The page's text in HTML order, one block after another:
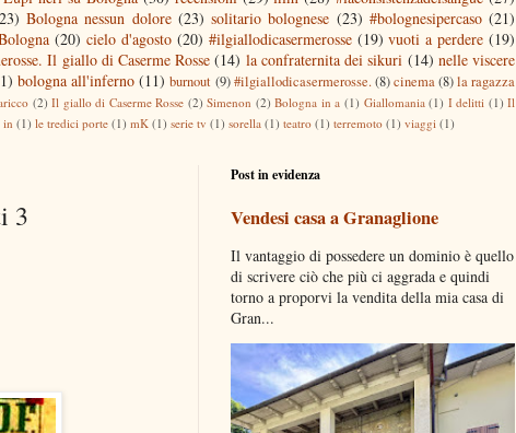
Bologna nessun dolore (23) solitario bolognese (23) #bolognesipercaso (21)
(20) cielo d'agosto (20) #ilgiallodicasermerosse (19) vuoti a perdere (19)
Il giallo di Caserme Rosse (14) la confraternita dei sikuri (14) nelle viscere
bologna all'inferno (11) burnout (9) #ilgiallodicasermerosse. (8)cinema(8)la ragazza
(2) Il giallo di Caserme Rosse (2) Simenon (2) Bologna in a (1) Giallomania (1) I delitti (1) Il
in (1) le tredici porte (1) mK (1) serie tv (1) sorella (1) teatro (1) terremoto (1) viaggi (1)
3
Post in evidenza
Vendesi casa a Granaglione
Il vantaggio di possedere un dominio è quello
di scrivere ciò che più ci aggrada e quindi
torno a proporvi la vendita della mia casa di
Gran...